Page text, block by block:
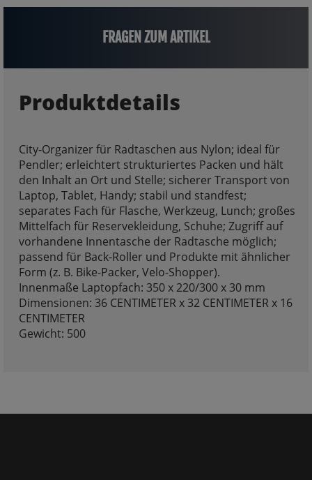
FRAGEN ZUM ARTIKEL
Produktdetails
City-Organizer für Radtaschen aus Nylon; ideal für
Pendler; erleichtert strukturiertes Packen und hält
den Inhalt an Ort und Stelle; sicherer Transport von
Laptop, Tablet, Handy; stabil und standfest;
separates Fach für Flasche, Werkzeug, Lunch; großes
Mittelfach für Reservekleidung, Schuhe; Zugriff auf
vorhandene Innentasche der Radtasche möglich;
passend für Back-Roller und Produkte mit ähnlicher
Form (z. B. Bike-Packer, Velo-Shopper).
Innenmaße Laptopfach: 350 x 220/300 x 30 mm
Dimensionen: 36 CENTIMETER x 32 CENTIMETER x 16
CENTIMETER
Gewicht: 500